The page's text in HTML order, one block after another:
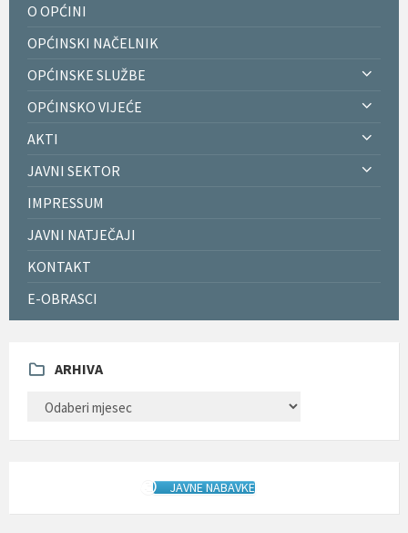
O OPĆINI
OPĆINSKI NAČELNIK
OPĆINSKE SLUŽBE
OPĆINSKO VIJEĆE
AKTI
JAVNI SEKTOR
IMPRESSUM
JAVNI NATJEČAJI
KONTAKT
E-OBRASCI
ARHIVA
JAVNE NABAVKE